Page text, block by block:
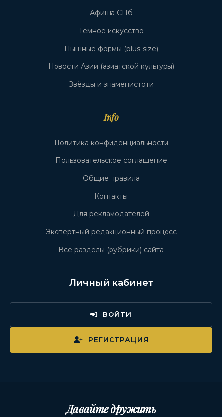
Афиша СПб
Тёмное искусство
Пышные формы (plus-size)
Новости Азии (азиатской культуры)
Звёзды и знаменистоти
Info
Политика конфиденциальности
Пользовательское соглашение
Общие правила
Контакты
Для рекламодателей
Экспертный редакционный процесс
Все разделы (рубрики) сайта
Личный кабинет
ВОЙТИ
РЕГИСТРАЦИЯ
Давайте дружить